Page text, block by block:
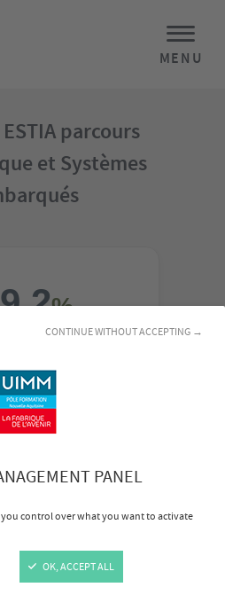
PANEL
you control over what you want to activate
CONTINUE WITHOUT ACCEPTING →
OK, ACCEPT ALL
MENU
parcours
et Systèmes
%
À 6 MOIS*
années (2023, 2024, 2025)